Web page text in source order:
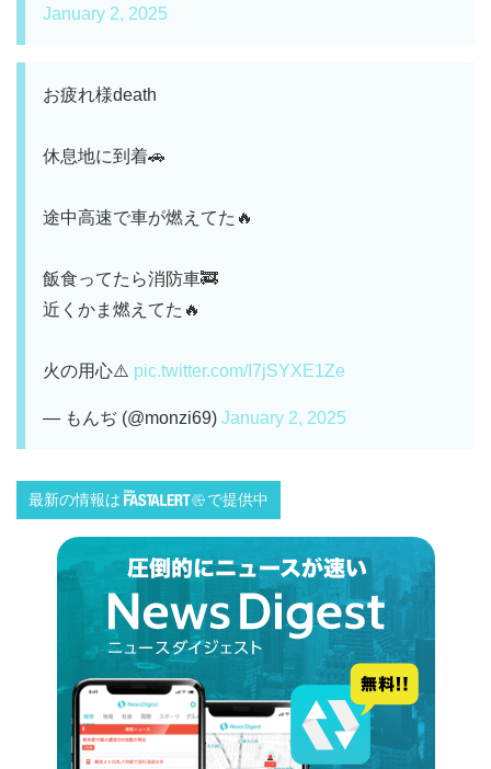
January 2, 2025
お疲れ様death
休息地に到着🚗
途中高速で車が燃えてた🔥
飯食ってたら消防車🚒
近くかま燃えてた🔥
火の用心⚠️ pic.twitter.com/I7jSYXE1Ze
— もんぢ (@monzi69) January 2, 2025
最新の情報は で提供中